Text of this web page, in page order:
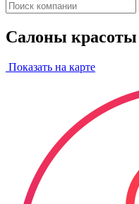
Салоны красоты
Показать на карте